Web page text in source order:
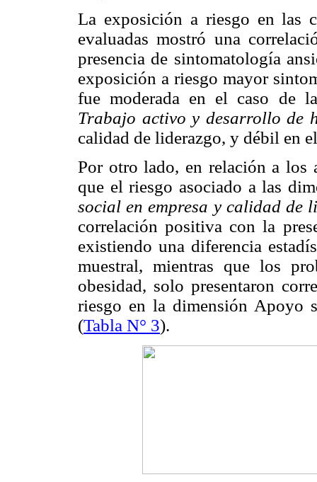
La exposición a riesgo en las
evaluadas mostró una
presencia de sintomatología
exposición a riesgo mayor
fue moderada en el caso de
Trabajo activo y desarrollo de
calidad de liderazgo, y débil en
Por otro lado, en relación a los
que el riesgo asociado a las
social en empresa y calidad de
correlación positiva con la
existiendo una diferencia
muestral, mientras que los
obesidad, solo presentaron
riesgo en la dimensión Apoyo
(Tabla N° 3).